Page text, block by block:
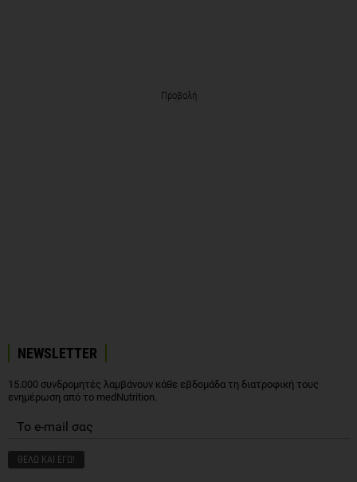
Προβολή
NEWSLETTER
15.000 συνδρομητές λαμβάνουν κάθε εβδομάδα τη διατροφική τους
ενημέρωση από το medNutrition.